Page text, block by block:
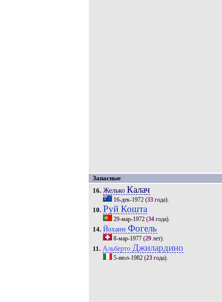
Запасные
16. Желько Калач
16-дек-1972(33года).
10. Руй Кошта
29-мар-1972(34года).
14. Йоханн Фогель
8-мар-1977(29лет).
11. Альберто Джилардино
5-июл-1982(23года).